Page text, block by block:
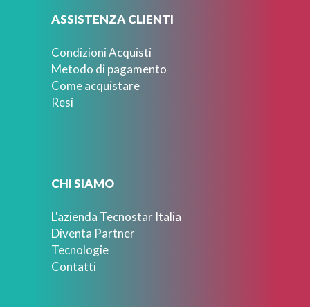
ASSISTENZA CLIENTI
Condizioni Acquisti
Metodo di pagamento
Come acquistare
Resi
CHI SIAMO
L'azienda Tecnostar Italia
Diventa Partner
Tecnologie
Contatti